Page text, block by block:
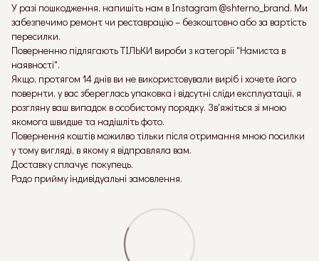
У разі пошкодження, напишіть нам в Instagram @shterno_brand. Ми
забезпечимо ремонт чи реставрацію – безкоштовно або за вартість
пересилки.
Поверненню підлягають ТІЛЬКИ вироби з категорії "Намиста в
наявності".
Якщо, протягом 14 днів ви не використовували виріб і хочете його
повернти, у вас збереглась упаковка і відсутні сліди експлуатації, я
розгляну ваш випадок в особистому порядку. Зв'яжіться зі мною
якомога швидше та надішліть фото.
Повернення коштів можилво тільки після отримання мною посилки
у тому вигляді, в якому я відправляла вам.
Доставку сплачує покупець.
Радо прийму індивідуальні замовлення.